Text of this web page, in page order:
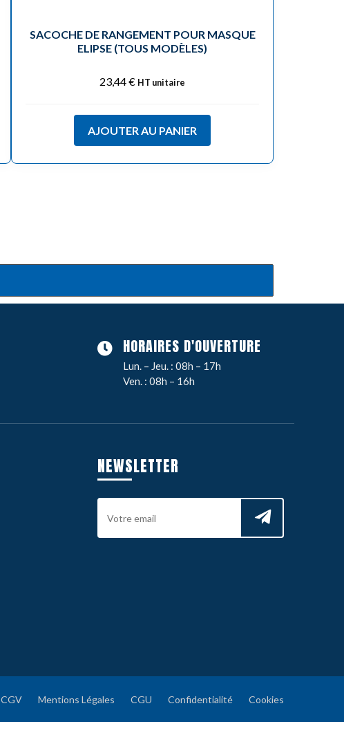
SACOCHE DE RANGEMENT POUR MASQUE
ELIPSE (TOUS MODÈLES)
23,44€ HT unitaire
AJOUTER AU PANIER
HORAIRES D'OUVERTURE
Lun. – Jeu. : 08h – 17h
Ven. : 08h – 16h
NEWSLETTER
CGV Mentions Légales CGU Confidentialité Cookies